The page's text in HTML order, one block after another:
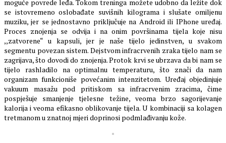
moguće povrede leđa. Tokom treninga možete udobno da ležite dok
se istovremeno oslobađate suvišnih kilograma i slušate omiljenu
muziku, jer se jednostavno priključuje na Android ili IPhone uređaj.
Proces znojenja se odvija i na onim površinama tijela koje nisu
,,zatvorene“ u kapsuli, jer je naše tijelo jedinstven, u svakom
segmentu povezan sistem. Dejstvom infracrvenih zraka tijelo nam se
zagrijava, što dovodi do znojenja. Protok krvi se ubrzava da bi nam se
tijelo rashladilo na optimalnu temperaturu, što znači da nam
organizam funkcioniše povećanim intenzitetom. Uređaj objedinjuje
vakuum masažu pod pritiskom sa infracrvenim zracima, čime
pospješuje smanjenje tjelesne težine, veoma brzo sagorijevanje
kalorija i veoma efikasno oblikovanje tijela. U kombinaciji sa kolagen
tretmanom u znatnoj mjeri doprinosi podmlađivanju kože.